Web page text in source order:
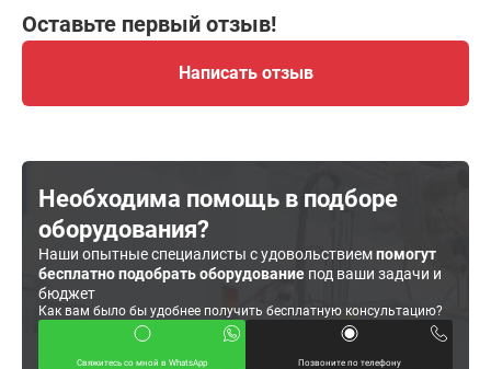
Оставьте первый отзыв!
Написать отзыв
Необходима помощь в подборе
оборудования?
Наши опытные специалисты с удовольствиемпомогут
бесплатно подобрать оборудование под ваши задачи и
бюджет
Как вам было бы удобнее получить бесплатную консультацию?
Свяжитесь со мной в WhatsApp Позвоните по телефону